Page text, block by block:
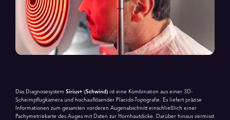
Das Diagnosesystem Sirius+ (Schwind) ist eine Kombination aus einer 3D-
Scheimpflugkamera und hochauflösender Placido-Topografie. Es liefert präzise
Informationen zum gesamten vorderen Augenabschnitt einschließlich einer
Pachymetriekarte des Auges mit Daten zur Hornhautdicke. Darüber hinaus vermisst